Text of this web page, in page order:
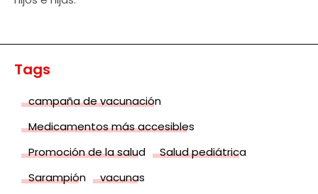
Tags
campaña de vacunación
Medicamentos más accesibles
Promoción de la salud
Salud pediátrica
Sarampión
vacunas